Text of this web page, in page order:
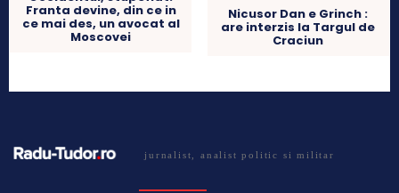
Franta devine, din ce in
ce mai des, un avocat al
Moscovei
Nicusor Dan e Grinch :
are interzis la Targul de
Craciun
jurnalist, analist politic si militar